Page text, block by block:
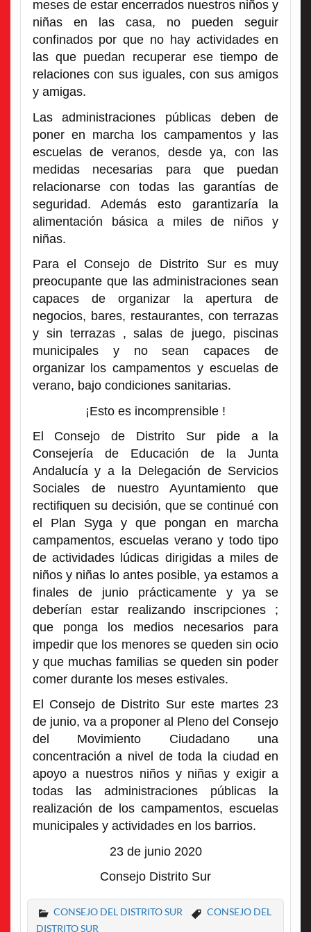
meses de estar encerrados nuestros niños y
niñas en las casa, no pueden seguir
confinados por que no hay actividades en
las que puedan recuperar ese tiempo de
relaciones con sus iguales, con sus amigos
y amigas.
Las administraciones públicas deben de
poner en marcha los campamentos y las
escuelas de veranos, desde ya, con las
medidas necesarias para que puedan
relacionarse con todas las garantías de
seguridad. Además esto garantizaría la
alimentación básica a miles de niños y
niñas.
Para el Consejo de Distrito Sur es muy
preocupante que las administraciones sean
capaces de organizar la apertura de
negocios, bares, restaurantes, con terrazas
y sin terrazas , salas de juego, piscinas
municipales y no sean capaces de
organizar los campamentos y escuelas de
verano, bajo condiciones sanitarias.
¡Esto es incomprensible !
El Consejo de Distrito Sur pide a la
Consejería de Educación de la Junta
Andalucía y a la Delegación de Servicios
Sociales de nuestro Ayuntamiento que
rectifiquen su decisión, que se continué con
el Plan Syga y que pongan en marcha
campamentos, escuelas verano y todo tipo
de actividades lúdicas dirigidas a miles de
niños y niñas lo antes posible, ya estamos a
finales de junio prácticamente y ya se
deberían estar realizando inscripciones ;
que ponga los medios necesarios para
impedir que los menores se queden sin ocio
y que muchas familias se queden sin poder
comer durante los meses estivales.
El Consejo de Distrito Sur este martes 23
de junio, va a proponer al Pleno del Consejo
del Movimiento Ciudadano una
concentración a nivel de toda la ciudad en
apoyo a nuestros niños y niñas y exigir a
todas las administraciones públicas la
realización de los campamentos, escuelas
municipales y actividades en los barrios.
23 de junio 2020
Consejo Distrito Sur
CONSEJO DEL DISTRITO SUR
CONSEJO DEL
DISTRITO SUR